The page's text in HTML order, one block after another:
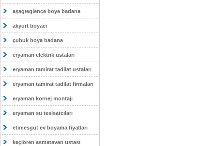
aşagıeglence boya badana
akyurt boyacı
çubuk boya badana
eryaman elektrik ustaları
eryaman tamirat tadilat ustaları
eryaman tamirat tadilat firmaları
eryaman kornej montajı
eryaman su tesisatcıları
etimesgut ev boyama fiyatları
keçiören asmatavan ustası